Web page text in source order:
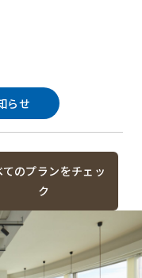
らせ
てのプランをチェッ
ク